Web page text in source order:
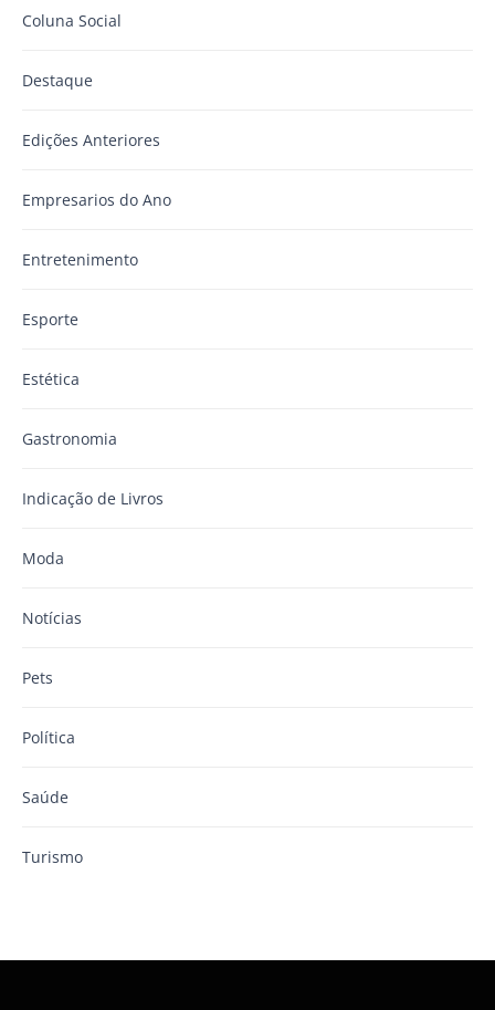
Coluna Social
Destaque
Edições Anteriores
Empresarios do Ano
Entretenimento
Esporte
Estética
Gastronomia
Indicação de Livros
Moda
Notícias
Pets
Política
Saúde
Turismo